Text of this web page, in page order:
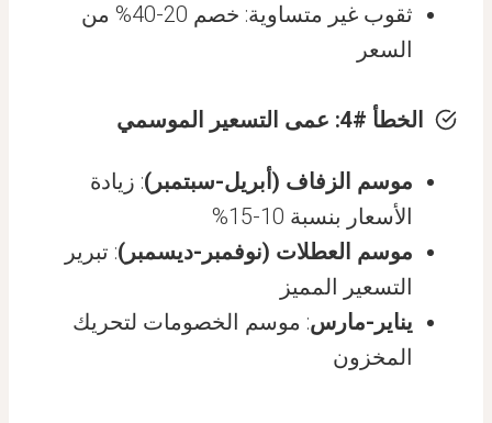
ثقوب غير متساوية: خصم 20-40% من
السعر
الخطأ #4: عمى التسعير الموسمي
موسم الزفاف (أبريل-سبتمبر): زيادة
الأسعار بنسبة 10-15%
موسم العطلات (نوفمبر-ديسمبر): تبرير
التسعير المميز
يناير-مارس: موسم الخصومات لتحريك
المخزون